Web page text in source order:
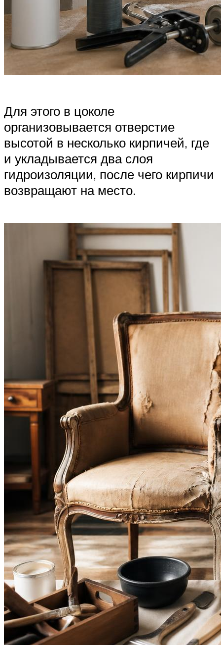
Для этого в цоколе
организовывается отверстие
высотой в несколько кирпичей, где
и укладывается два слоя
гидроизоляции, после чего кирпичи
возвращают на место.